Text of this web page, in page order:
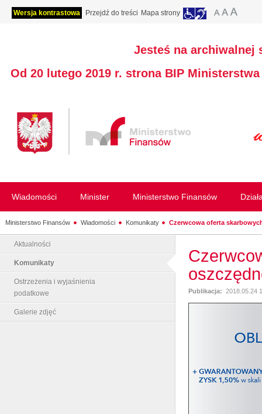
Wersja kontrastowa Przejdź do treści Mapa strony
Jesteś na archiwalnej
Od 20 lutego 2019 r. strona BIP
Wiadomości Minister Ministerstwo Finansów
Ministerstwo Finansów Wiadomości Komunikaty Czerwcowa oferta
Aktualności
Komunikaty
Ostrzeżenia i wyjaśnienia
podatkowe
Galerie zdjęć
Publikacja: 2018.05.24